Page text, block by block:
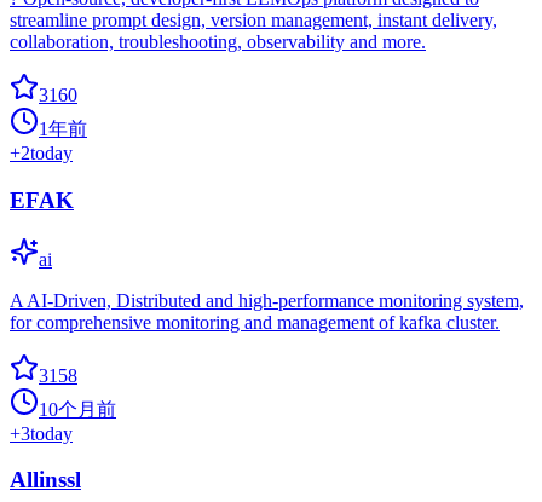
streamline prompt design, version management, instant delivery,
collaboration, troubleshooting, observability and more.
3160
1年前
+2today
EFAK
ai
A AI-Driven, Distributed and high-performance monitoring system,
for comprehensive monitoring and management of kafka cluster.
3158
10个月前
+3today
Allinssl